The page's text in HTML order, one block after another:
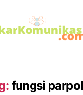
fungsi parpol